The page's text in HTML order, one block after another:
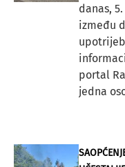
danas,
između
portal
jedna